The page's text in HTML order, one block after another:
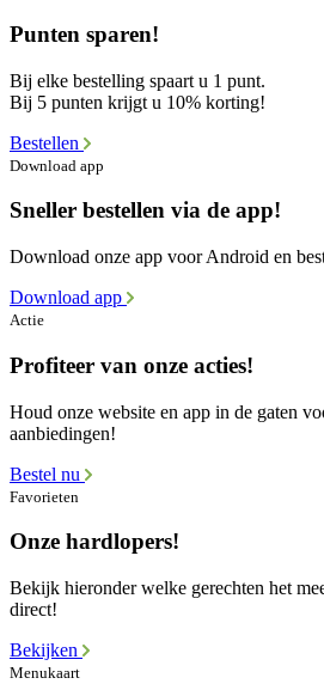
Punten sparen!
Bij elke bestelling spaart u 1 punt.
Bij 5 punten krijgt u 10% korting!
Bestellen
Download app
Sneller bestellen via de app!
Download onze app voor Android en
Download app
Actie
Profiteer van onze acties!
Houd onze website en app in de gaten
aanbiedingen!
Bestel nu
Favorieten
Onze hardlopers!
Bekijk hieronder welke gerechten het
direct!
Bekijken
Menukaart